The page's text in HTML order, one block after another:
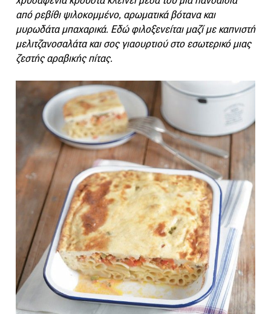
από ρεβίθι ψιλοκομμένο, αρωματικά βότανα και
μυρωδάτα μπαχαρικά. Εδώ φιλοξενείται μαζί με καπνιστή
μελιτζανοσαλάτα και σος γιαουρτιού στο εσωτερικό μιας
ζεστής αραβικής πίτας.